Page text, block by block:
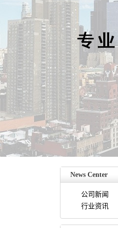
NewsCenter
公司新闻
行业资讯